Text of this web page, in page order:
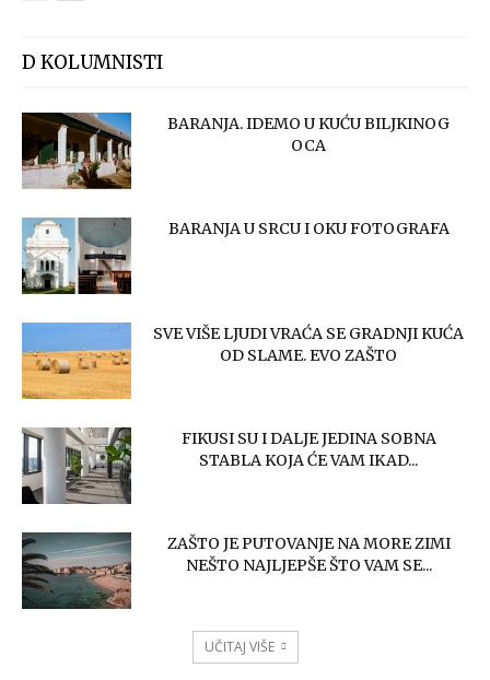
D KOLUMNISTI
BARANJA. IDEMO U KUĆU BILJKINOG
OCA
BARANJA U SRCU I OKU FOTOGRAFA
SVE VIŠE LJUDI VRAĆA SE GRADNJI KUĆA
OD SLAME. EVO ZAŠTO
FIKUSI SU I DALJE JEDINA SOBNA
STABLA KOJA ĆE VAM IKAD...
ZAŠTO JE PUTOVANJE NA MORE ZIMI
NEŠTO NAJLJEPŠE ŠTO VAM SE...
UČITAJ VIŠE